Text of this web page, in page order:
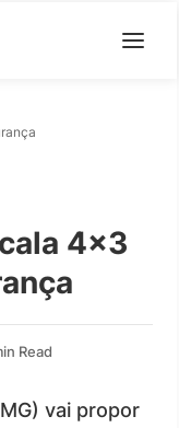
4×3
Read
vai propor